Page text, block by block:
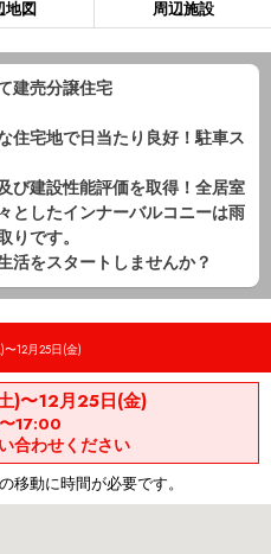
地図 周辺施設
建売分譲住宅
住宅地で日当たり良好！駐車ス
び建設性能評価を取得！全居室
としたインナーバルコニーは雨
です。
活をスタートしませんか？
12月25日(金)
)〜12月25日(金)
17:00
合わせください
移動に時間が必要です。